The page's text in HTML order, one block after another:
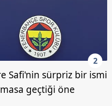
2
Safi'nin sürpriz bir ismi
geçtiği öne